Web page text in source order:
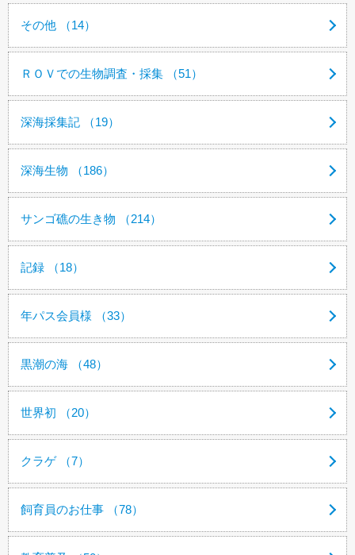
その他 （14）
ＲＯＶでの生物調査・採集 （51）
深海採集記 （19）
深海生物 （186）
サンゴ礁の生き物 （214）
記録 （18）
年パス会員様 （33）
黒潮の海 （48）
世界初 （20）
クラゲ （7）
飼育員のお仕事 （78）